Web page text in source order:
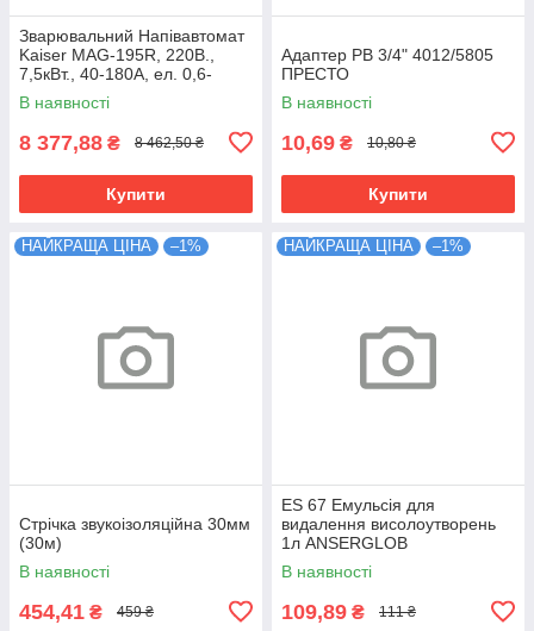
Зварювальний Напівавтомат
Kaiser MAG-195R, 220В.,
7,5кВт., 40-180А, ел. 0,6-
1,0мм.37кг
В наявності
8 377,88 ₴ 8 462,50 ₴
Купити
Адаптер РВ 3/4" 4012/5805
ПРЕСТО
В наявності
10,69 ₴ 10,80 ₴
Купити
НАЙКРАЩА ЦІНА –1%
Стрічка звукоізоляційна 30мм
(30м)
В наявності
454,41 ₴ 459 ₴
НАЙКРАЩА ЦІНА –1%
ES 67 Емульсія для
видалення висолоутворень
1л ANSERGLOB
В наявності
109,89 ₴ 111 ₴